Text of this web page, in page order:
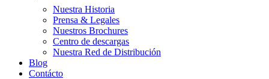
Nuestra Historia
Prensa & Legales
Nuestros Brochures
Centro de descargas
Nuestra Red de Distribución
Blog
Contácto